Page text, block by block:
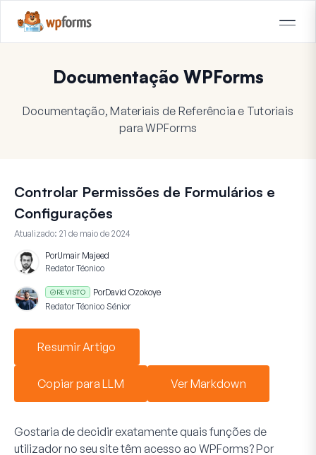
Documentação WPForms
Documentação, Materiais de Referência e Tutoriais
para WPForms
Controlar Permissões de Formulários e
Configurações
Atualizado: 21 de maio de 2024
PorUmair Majeed
Redator Técnico
REVISTO PorDavid Ozokoye
Redator Técnico Sénior
Resumir Artigo
Copiar para LLM Ver Markdown
Gostaria de decidir exatamente quais funções de
utilizador no seu site têm acesso ao WPForms? Por